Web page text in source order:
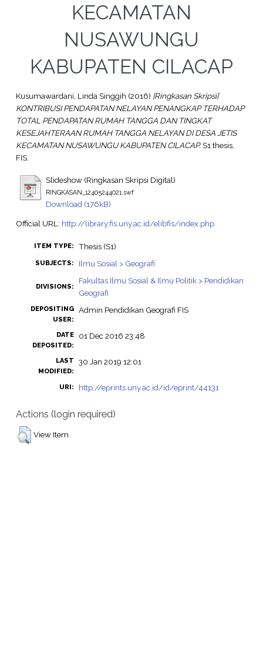
KECAMATAN
NUSAWUNGU
KABUPATEN CILACAP
Kusumawardani, Linda Singgih (2016) [Ringkasan Skripsi]
KONTRIBUSI PENDAPATAN NELAYAN PENANGKAP TERHADAP
TOTAL PENDAPATAN RUMAH TANGGA DAN TINGKAT
KESEJAHTERAAN RUMAH TANGGA NELAYAN DI DESA JETIS
KECAMATAN NUSAWUNGU KABUPATEN CILACAP.S1 thesis,
FIS.
Slideshow (Ringkasan Skripsi Digital)
RINGKASAN_12405244021.swf
Download (176kB)
Official URL: http://library.fis.uny.ac.id/elibfis/index.php
ITEM TYPE: Thesis (S1)
SUBJECTS: Ilmu Sosial > Geografi
DIVISIONS:
Fakultas Ilmu Sosial & Ilmu Politik > Pendidikan
Geografi
DEPOSITING
USER:
Admin Pendidikan Geografi FIS
DATE
DEPOSITED:
01 Dec 2016 23:48
LAST
MODIFIED:
30 Jan 2019 12:01
URI: http://eprints.uny.ac.id/id/eprint/44131
Actions (login required)
View Item